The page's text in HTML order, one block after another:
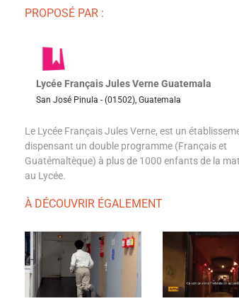
PROPOSÉ PAR :
Lycée Français Jules Verne Guatemala
San José Pinula - (01502), Guatemala
Le Lycée Français Jules Verne, est un
dispensant un double programme (Français et
Guatémaltèque) à plus de 1000 enfants de la
au Lycée.
À DÉCOUVRIR ÉGALEMENT